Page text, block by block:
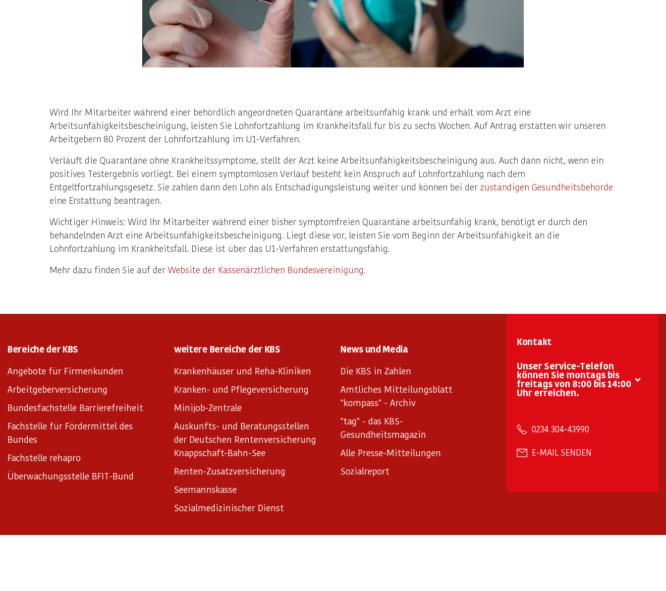
Wird Ihr Mitarbeiter während einer behördlich angeordneten Quarantäne arbeitsunfähig krank und erhält vom Arzt eine
Arbeitsunfähigkeitsbescheinigung, leisten Sie Lohnfortzahlung im Krankheitsfall für bis zu sechs Wochen. Auf Antrag erstatten wir unseren
Arbeitgebern 80 Prozent der Lohnfortzahlung im U1-Verfahren.
Verläuft die Quarantäne ohne Krankheitssymptome, stellt der Arzt keine Arbeitsunfähigkeitsbescheinigung aus. Auch dann nicht, wenn ein
positives Testergebnis vorliegt. Bei einem symptomlosen Verlauf besteht kein Anspruch auf Lohnfortzahlung nach dem
Entgeltfortzahlungsgesetz. Sie zahlen dann den Lohn als Entschädigungsleistung weiter und können bei der zuständigen Gesundheitsbehörde
eine Erstattung beantragen.
Wichtiger Hinweis: Wird Ihr Mitarbeiter während einer bisher symptomfreien Quarantäne arbeitsunfähig krank, benötigt er durch den
behandelnden Arzt eine Arbeitsunfähigkeitsbescheinigung. Liegt diese vor, leisten Sie vom Beginn der Arbeitsunfähigkeit an die
Lohnfortzahlung im Krankheitsfall. Diese ist über das U1-Verfahren erstattungsfähig.
Mehr dazu finden Sie auf der Website der Kassenärztlichen Bundesvereinigung.
Bereiche der KBS
Angebote für Firmenkunden
Arbeitgeberversicherung
Bundesfachstelle Barrierefreiheit
Fachstelle für Fördermittel des
Bundes
Fachstelle rehapro
Überwachungsstelle BFIT-Bund
weitere Bereiche der KBS
Krankenhäuser und Reha-Kliniken
Kranken- und Pflegeversicherung
Minijob-Zentrale
Auskunfts- und Beratungsstellen
der Deutschen Rentenversicherung
Knappschaft-Bahn-See
Renten-Zusatzversicherung
Seemannskasse
Sozialmedizinischer Dienst
News und Media
Die KBS in Zahlen
Amtliches Mitteilungsblatt
"kompass" - Archiv
"tag" - das KBS-
Gesundheitsmagazin
Alle Presse-Mitteilungen
Sozialreport
Kontakt
Unser Service-Telefon
können Sie montags bis
freitags von 8:00 bis 14:00
Uhr erreichen.
0234 304-43990
E-MAIL SENDEN